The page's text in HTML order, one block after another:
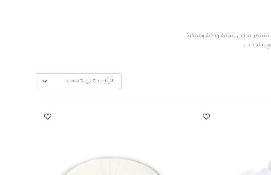
تشتهر بحلول عملية وذكية ومبتكرة
والجذاب.
ترتيب على حسب